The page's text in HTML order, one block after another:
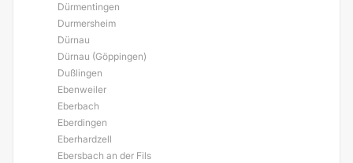
Dürmentingen
Durmersheim
Dürnau
Dürnau (Göppingen)
Dußlingen
Ebenweiler
Eberbach
Eberdingen
Eberhardzell
Ebersbach an der Fils